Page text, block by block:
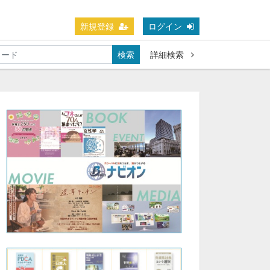
新規登録 ログイン
検索 詳細検索